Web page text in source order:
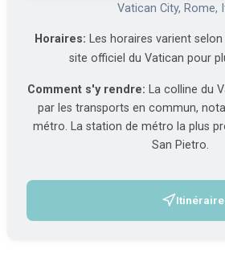
Vatican City, Rome,
Horaires: Les horaires varient
site officiel du Vatican pour
Comment s'y rendre: La colline du
par les transports en commun,
métro. La station de métro la plus
San Pietro.
Itinéraire